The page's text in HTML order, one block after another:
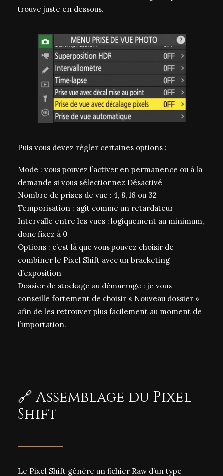
trouve juste en dessous.
Puis vous devez régler certaines options :
Mode : vous pouvez l’activer en permanence ou à la
demande si vous sélectionnez Désactivé
Nombre de prises de vue : 4, 8, 16 ou 32
Temporisation : agit comme un retardateur
Intervalle entre les vues : logiquement au minimum,
donc fixez à 0
Options : c’est là que vous pouvez choisir de
combiner le Pixel Shift avec un bracketing
d’exposition
Dossier de stockage au démarrage : je vous
conseille fortement de choisir « Nouveau dossier »
afin de les retrouver plus facilement au moment de
l’importation.
🔗 Assemblage du Pixel
Shift
Le Pixel Shift génère un fichier Raw d’un type